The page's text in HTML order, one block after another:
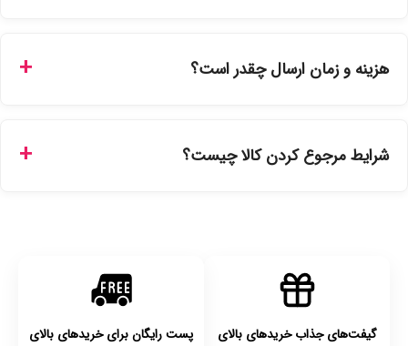
نمایندگی‌های معتبر تهیه شده و دارای بچ‌کد قابل استعلام هستند.
هزینه و زمان ارسال چقدر است؟
انتخاب کنید و برای شهرستان‌ها بین یک الی ۳ روز کاری از طریق
شرایط مرجوع کردن کالا چیست؟
گیفت‌های جذاب خریدهای بالای
پست رایگان برای خریدهای بالای